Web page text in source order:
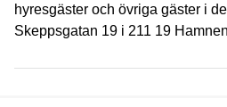
hyresgäster och övriga gäster i
Skeppsgatan 19 i 211 19 Hamnen